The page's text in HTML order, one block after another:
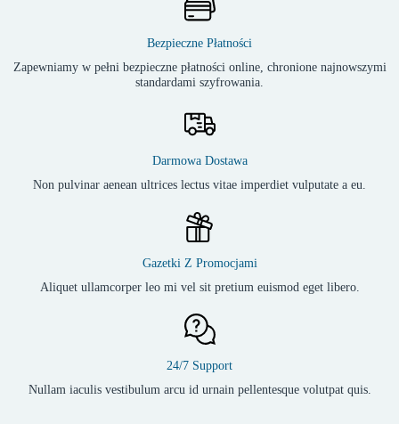
Bezpieczne Płatności
Zapewniamy w pełni bezpieczne płatności online, chronione najnowszymi
standardami szyfrowania.
Darmowa Dostawa
Non pulvinar aenean ultrices lectus vitae imperdiet vulputate a eu.
Gazetki Z Promocjami
Aliquet ullamcorper leo mi vel sit pretium euismod eget libero.
24/7 Support
Nullam iaculis vestibulum arcu id urnain pellentesque volutpat quis.